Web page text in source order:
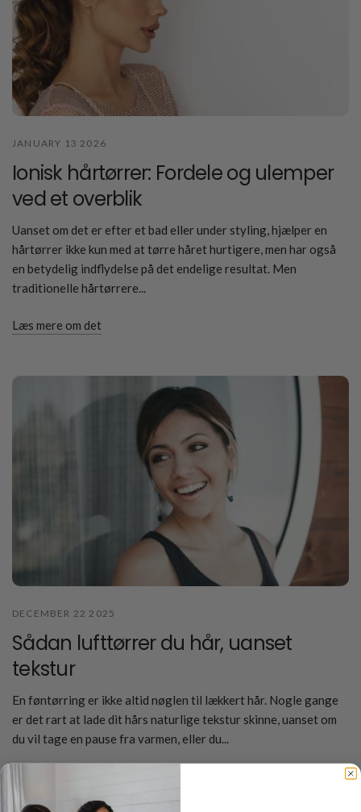
JANUARY 13 2026
Ionisk hårtørrer: Fordele og ulemper
ved et overblik
Uanset om det er efter et bad eller under styling, hjælper en
hårtørrer ikke kun med at tørre håret hurtigere, men har også
en betydelig indflydelse på det endelige resultat. Men
traditionelle hårtørrere...
Læs mere om det
DECEMBER 22 2025
Sådan lufttørrer du hår, uanset
tekstur
En føntørring er ikke altid nøglen til lækkert hår. Nogle gange
er det rart at lade dit hårs naturlige tekstur skinne, uanset om
du vil tage en pause fra varmen, eller du...